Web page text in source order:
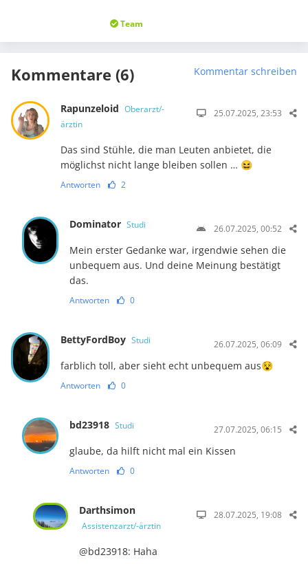
Team
Kommentare (6) Kommentar schreiben
Rapunzeloid Oberarzt/-
ärztin
25.07.2025, 23:53
Das sind Stühle, die man Leuten anbietet, die
möglichst nicht lange bleiben sollen … 😆
Antworten 2
Dominator Studi 26.07.2025, 00:52
Mein erster Gedanke war, irgendwie sehen die
unbequem aus. Und deine Meinung bestätigt
das.
Antworten 0
BettyFordBoy Studi 26.07.2025, 06:09
farblich toll, aber sieht echt unbequem aus😵
Antworten 0
bd23918 Studi 27.07.2025, 06:15
glaube, da hilft nicht mal ein Kissen
Antworten 0
Darthsimon
Assistenzarzt/-ärztin
28.07.2025, 19:08
@bd23918: Haha